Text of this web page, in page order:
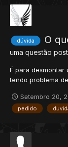
dúvida O
uma questão
É para desmontar
tendo problema
montaria, ja que
não está
Setembro 20,
pedido